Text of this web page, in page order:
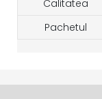
Calitatea
Pachetul